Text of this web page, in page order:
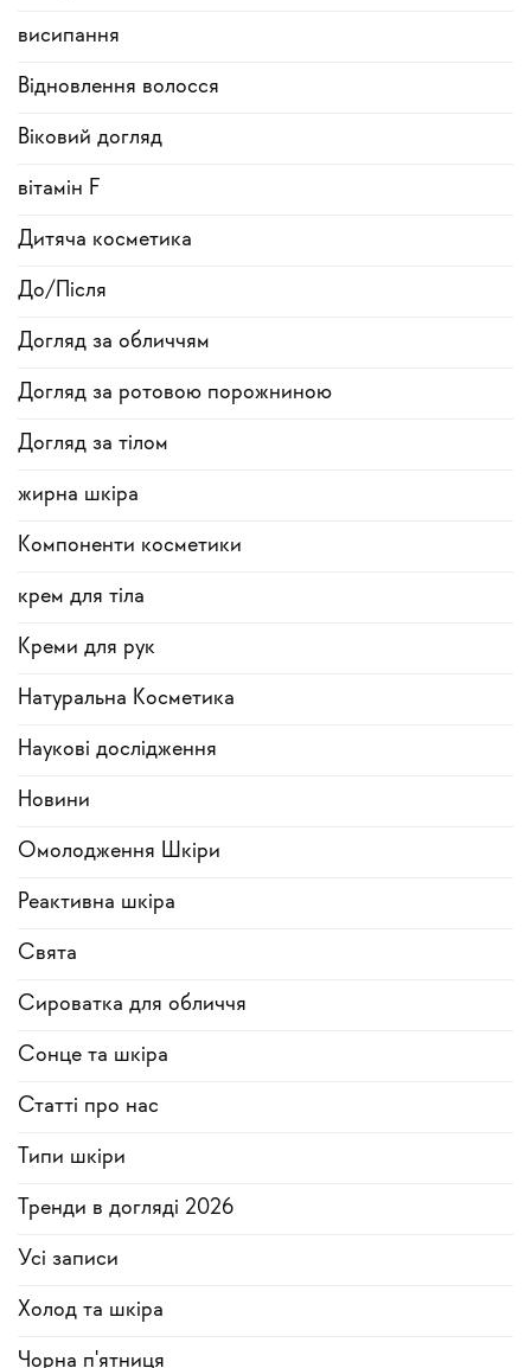
висипання
Відновлення волосся
Віковий догляд
вітамін F
Дитяча косметика
До/Після
Догляд за обличчям
Догляд за ротовою порожниною
Догляд за тілом
жирна шкіра
Компоненти косметики
крем для тіла
Креми для рук
Натуральна Косметика
Наукові дослідження
Новини
Омолодження Шкіри
Реактивна шкіра
Свята
Сироватка для обличчя
Сонце та шкіра
Статті про нас
Типи шкіри
Тренди в догляді 2026
Усi записи
Холод та шкіра
Чорна п'ятниця